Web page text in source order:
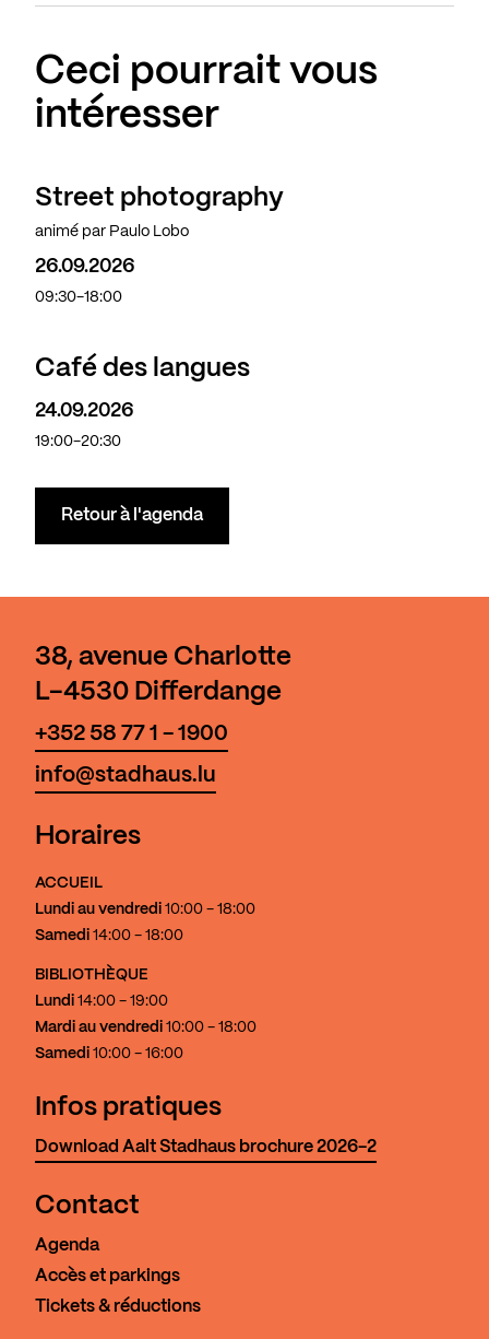
Ceci pourrait vous
intéresser
Street photography
animé par Paulo Lobo
26.09.2026
09:30-18:00
Café des langues
24.09.2026
19:00-20:30
Retour à l'agenda
38, avenue Charlotte
L-4530 Differdange
+352 58 77 1 - 1900
info@stadhaus.lu
Horaires
ACCUEIL
Lundi au vendredi 10:00 - 18:00
Samedi 14:00 - 18:00
BIBLIOTHÈQUE
Lundi 14:00 - 19:00
Mardi au vendredi 10:00 - 18:00
Samedi 10:00 - 16:00
Infos pratiques
Download Aalt Stadhaus brochure 2026-2
Contact
Agenda
Accès et parkings
Tickets & réductions